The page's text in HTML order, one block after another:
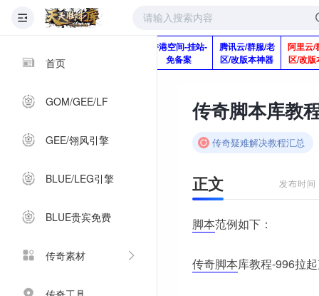
首页
GOM/GEE/LF
GEE/翎风引擎
BLUE/LEG引擎
BLUE贵宾免费
传奇素材
Q920992345
香港空间-挂站-
免备案
腾讯云/群服/老
区/改版本神器
阿里云/
区/改版
传奇疑难解决教程汇总
正文 发布时
脚本范例如下：
传奇脚本库教程-996拉